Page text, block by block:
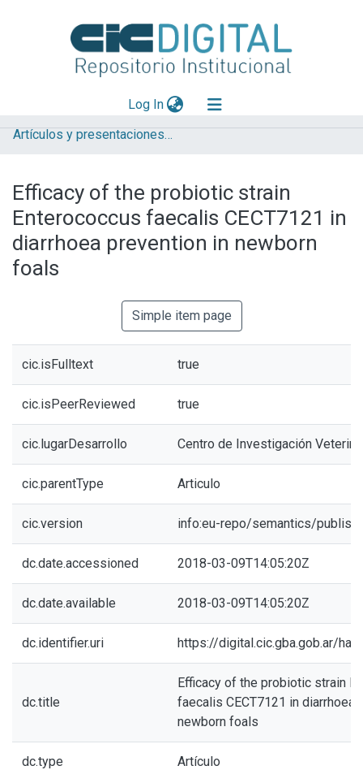
Log In(current)
Explorar
Aportar material
Statistics
Artículos y presentaciones en Congresos CIVETAN
Efficacy of the probiotic strain
Enterococcus faecalis CECT7121 in
diarrhoea prevention in newborn
foals
Simple item page
cic.isFulltext true
cic.isPeerReviewed true
cic.lugarDesarrollo Centro de Investigación
cic.parentType Articulo
cic.version info:eu-repo/semantics/
dc.date.accessioned 2018-03-09T14:05:20Z
dc.date.available 2018-03-09T14:05:20Z
dc.identifier.uri https://digital.cic.gba.gob.ar/
dc.title
Efficacy of the probiotic strain
faecalis CECT7121 in diarrhoea
newborn foals
dc.type Artículo